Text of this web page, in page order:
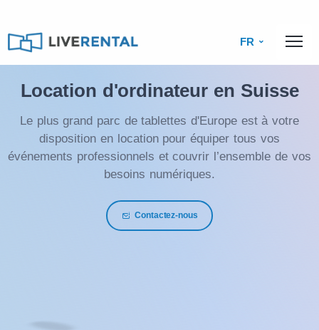
FR
Location d'ordinateur en Suisse
Le plus grand parc de tablettes d'Europe est à votre
disposition en location pour équiper tous vos
événements professionnels et couvrir l’ensemble de vos
besoins numériques.
Contactez-nous